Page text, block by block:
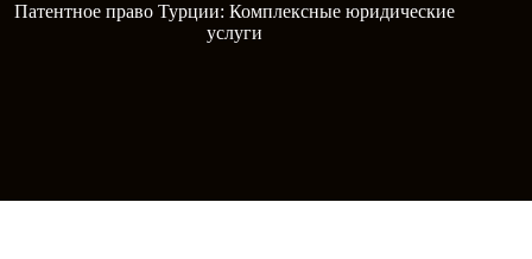
Патентное право Турции: Комплексные юридические
услуги